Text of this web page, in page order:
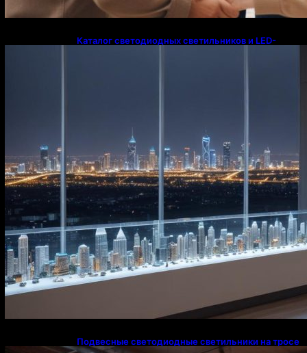
Каталог светодиодных светильников и LED-
Подвесные светодиодные светильники на тросе